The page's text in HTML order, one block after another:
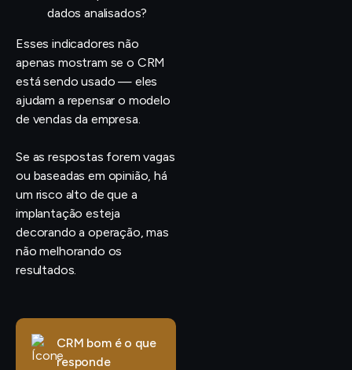
dados analisados?
Esses indicadores não
apenas mostram se o CRM
está sendo usado — eles
ajudam a repensar o modelo
de vendas da empresa.
Se as respostas forem vagas
ou baseadas em opinião, há
um risco alto de que a
implantação esteja
decorando a operação, mas
não melhorando os
resultados.
CRM bom é o que
responde